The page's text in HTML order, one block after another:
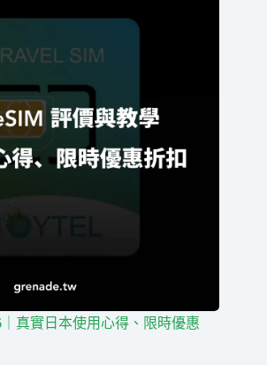
｜真實日本使用心得、限時優惠